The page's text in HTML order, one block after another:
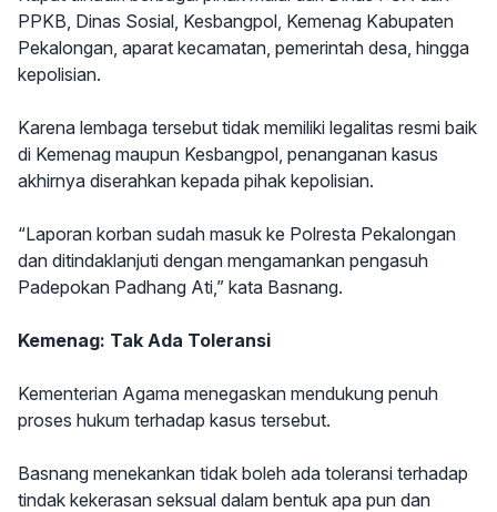
PPKB, Dinas Sosial, Kesbangpol, Kemenag Kabupaten
Pekalongan, aparat kecamatan, pemerintah desa, hingga
kepolisian.
Karena lembaga tersebut tidak memiliki legalitas resmi baik
di Kemenag maupun Kesbangpol, penanganan kasus
akhirnya diserahkan kepada pihak kepolisian.
“Laporan korban sudah masuk ke Polresta Pekalongan
dan ditindaklanjuti dengan mengamankan pengasuh
Padepokan Padhang Ati,” kata Basnang.
Kemenag: Tak Ada Toleransi
Kementerian Agama menegaskan mendukung penuh
proses hukum terhadap kasus tersebut.
Basnang menekankan tidak boleh ada toleransi terhadap
tindak kekerasan seksual dalam bentuk apa pun dan